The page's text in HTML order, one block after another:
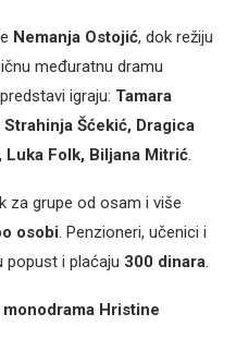
Nemanja Ostojić, dok režiju
međuratnu dramu
igraju: Tamara
Šćekić, Dragica
Luka Folk, Biljana Mitrić.
za grupe od osam i više
osobi. Penzioneri, učenici i
popust i plaćaju 300 dinara.
Hristine